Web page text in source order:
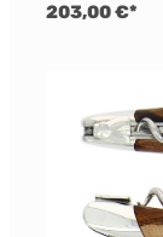
203,00 €*